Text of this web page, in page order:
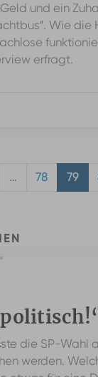
und ein
Wie die
erfragt.
… 78 79
die SP-Wahl
werden.